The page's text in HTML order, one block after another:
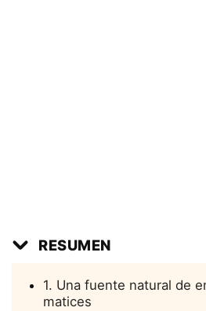
RESUMEN
1. Una fuente natural de
matices